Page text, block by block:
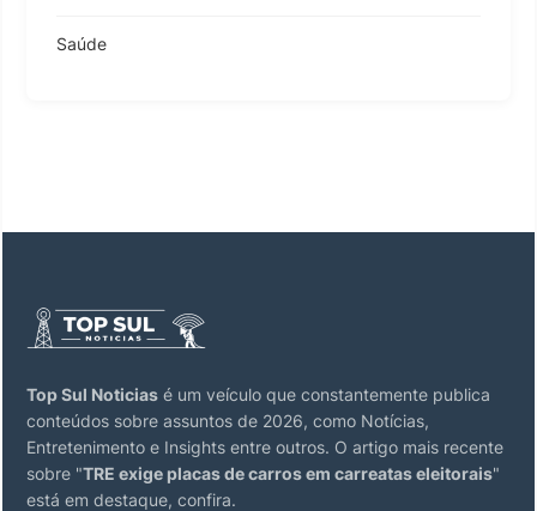
Saúde
Top Sul Noticias é um veículo que constantemente publica
conteúdos sobre assuntos de 2026, como Notícias,
Entretenimento e Insights entre outros. O artigo mais recente
sobre "TRE exige placas de carros em carreatas eleitorais"
está em destaque, confira.